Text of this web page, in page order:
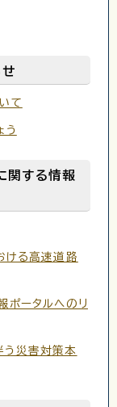
て
う
関する情報
る高速道路
ポータルへのリ
災害対策本